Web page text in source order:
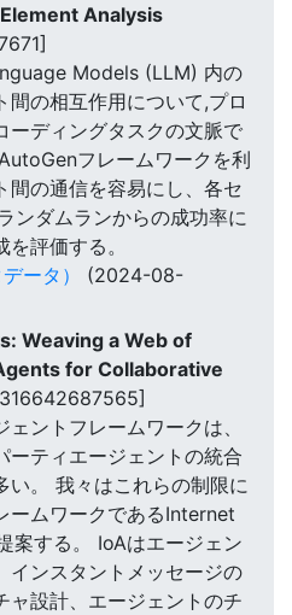
Analysis
Models (LLM) 内の
間の相互作用について,プロ
ーディングタスクの文脈で
フレームワークを利
間の通信を容易にし、各セ
ンダムランからの成功率に
評価する。
ータ）
(2024-08-
Weaving a Web of
for Collaborative
ントフレームワークは、
ーティエージェントの統合
い。 我々はこれらの制限に
ームワークであるInternet
案する。 IoAはエージェン
インスタントメッセージの
ャ設計、エージェントのチ